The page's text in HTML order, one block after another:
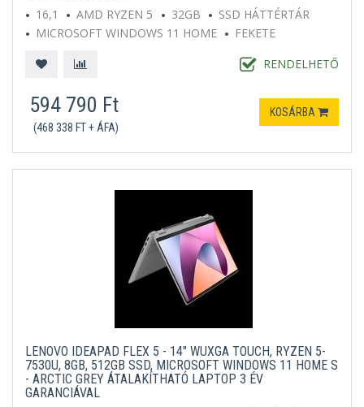
16,1
AMD RYZEN 5 32GB
SSD HÁTTÉRTÁR
MICROSOFT WINDOWS 11 HOME
FEKETE
RENDELHETŐ
594 790 Ft
(468 338 FT + ÁFA)
KOSÁRBA
LENOVO IDEAPAD FLEX 5 - 14" WUXGA TOUCH, RYZEN 5-
7530U, 8GB, 512GB SSD, MICROSOFT WINDOWS 11 HOME S
- ARCTIC GREY ÁTALAKÍTHATÓ LAPTOP 3 ÉV
GARANCIÁVAL